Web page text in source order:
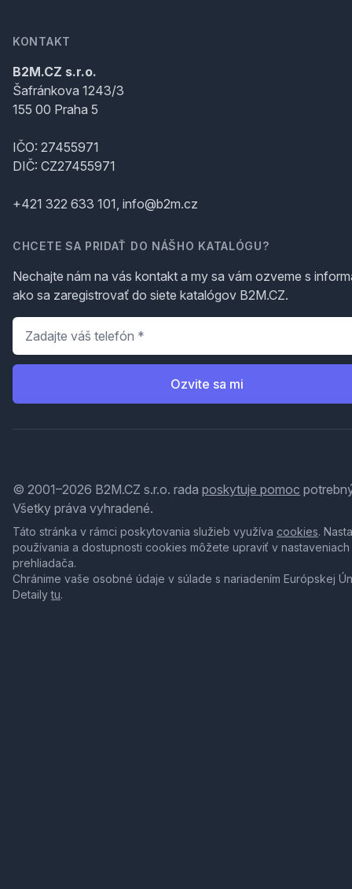
KONTAKT
B2M.CZ s.r.o.
Šafránkova 1243/3
155 00 Praha 5
IČO: 27455971
DIČ: CZ27455971
+421 322 633 101, info@b2m.cz
CHCETE SA PRIDAŤ DO NÁŠHO KATALÓGU?
Nechajte nám na vás kontakt a my sa vám ozveme s
ako sa zaregistrovať do siete katalógov B2M.CZ.
Telefón
Ozvite sa mi
© 2001–2026 B2M.CZ s.r.o. rada poskytuje pomoc
Všetky práva vyhradené.
Táto stránka v rámci poskytovania služieb využíva cookies.
používania a dostupnosti cookies môžete upraviť v nastaveniach
prehliadača.
Chránime vaše osobné údaje v súlade s nariadením Európskej
Detailytu.